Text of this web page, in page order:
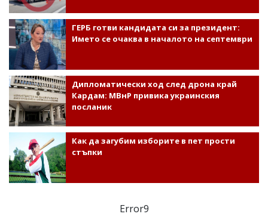
ГЕРБ готви кандидата си за президент:
Името се очаква в началото на септември
Дипломатически ход след дрона край
Кардам: МВнР привика украинския
посланик
Как да загубим изборите в пет прости
стъпки
Error9